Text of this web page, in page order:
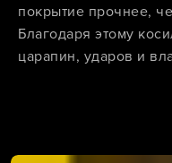
покрытие прочнее,
Благодаря этому
царапин, ударов и